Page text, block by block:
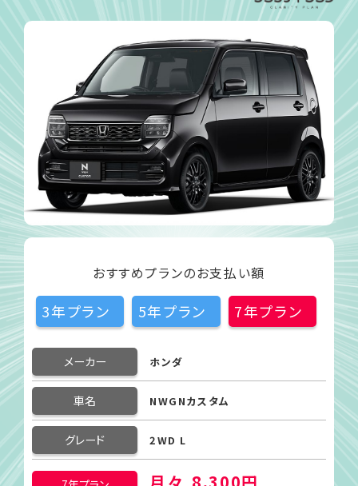
おすすめプランのお支払い額
3年プラン 5年プラン 7年プラン
メーカー ホンダ
車名 NWGNカスタム
グレード 2WD L